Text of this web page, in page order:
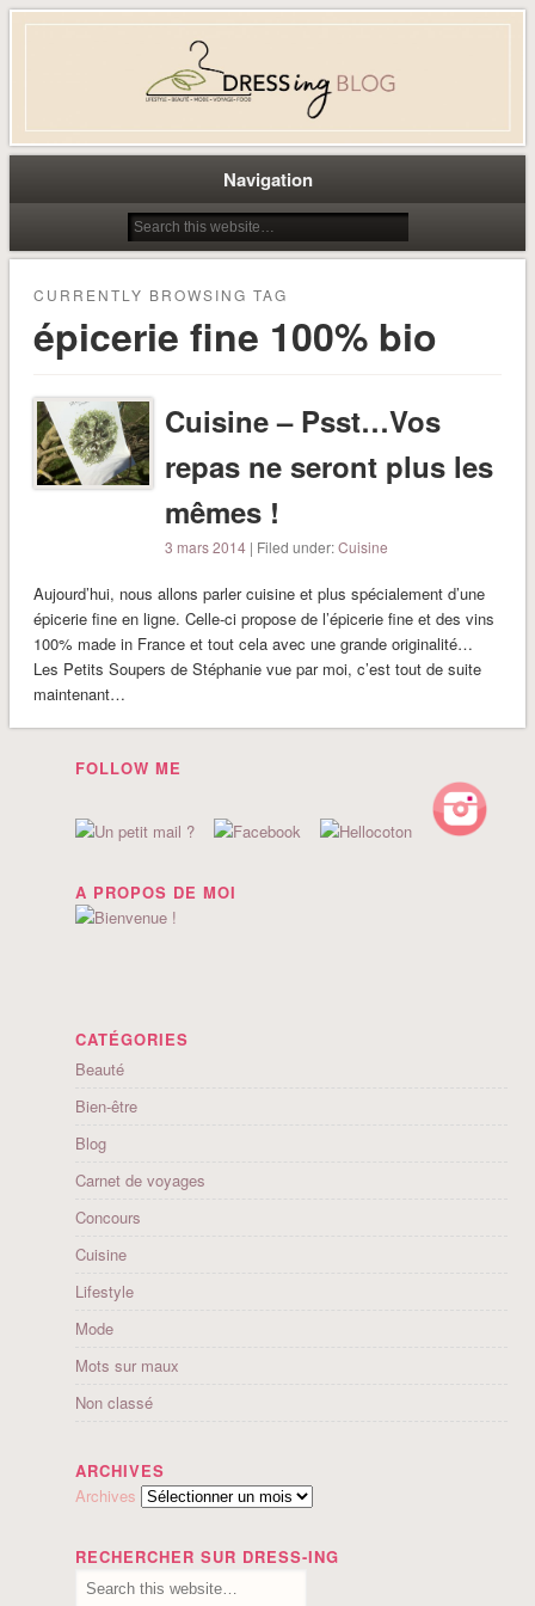
Dress-ing – Blog lifestyle beauté
mode à Caen
Navigation
CURRENTLY BROWSING TAG
épicerie fine 100% bio
Cuisine – Psst…Vos
repas ne seront plus les
mêmes !
3 mars 2014 | Filed under:Cuisine
Aujourd’hui, nous allons parler cuisine et plus spécialement d’une
épicerie fine en ligne. Celle-ci propose de l’épicerie fine et des vins
100% made in France et tout cela avec une grande originalité…
Les Petits Soupers de Stéphanie vue par moi, c’est tout de suite
maintenant…
FOLLOW ME
A PROPOS DE MOI
CATÉGORIES
Beauté
Bien-être
Blog
Carnet de voyages
Concours
Cuisine
Lifestyle
Mode
Mots sur maux
Non classé
ARCHIVES
Archives
RECHERCHER SUR DRESS-ING